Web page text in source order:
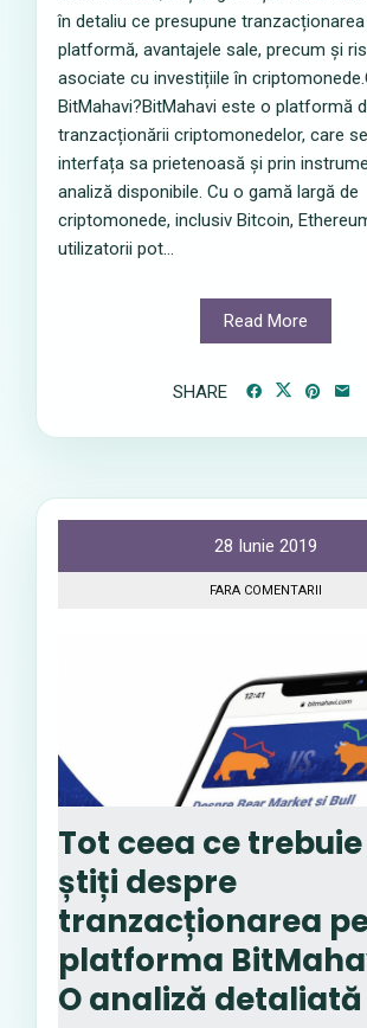
în detaliu ce presupune
platformă, avantajele sale, precum și
asociate cu investițiile în
BitMahavi?BitMahavi este o platformă
tranzacționării criptomonedelor, care
interfața sa prietenoasă și prin
analiză disponibile. Cu o gamă largă de
criptomonede, inclusiv Bitcoin,
utilizatorii pot...
Read More
SHARE
28 Iunie 2019
FARA COMENTARII
Tot ceea ce trebuie
știți despre
tranzacționarea
platforma
O analiză detaliată